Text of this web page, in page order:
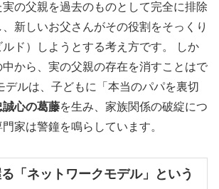
で営業 ・年中無休
駅徒歩 3分 ・無料駐車場
8,000円 ・お見合い料無料
アで評判の結婚相談所。男性女性カ
サポートで笑顔の婚活を実現。
ット結婚相談所の詳細確認
の父親を過去のものとして完全に排除
、新しいお父さんがその役割をそっくり
ド）しようとする考え方です。 しか
中から、実の父親の存在を消すことはで
デルは、子どもに「本当のパパを裏切
誠心の葛藤を生み、家族関係の破綻につ
家は警鐘を鳴らしています。
「ネットワークモデル」という